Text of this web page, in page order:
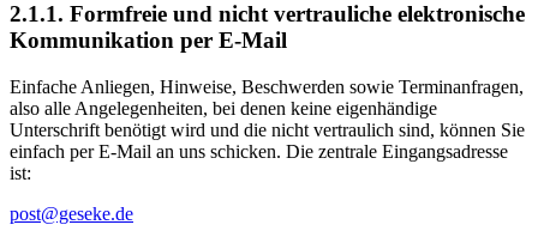
2.1.1. Formfreie und nicht vertrauliche elektronische
Kommunikation per E-Mail
Einfache Anliegen, Hinweise, Beschwerden sowie Terminanfragen,
also alle Angelegenheiten, bei denen keine eigenhändige
Unterschrift benötigt wird und die nicht vertraulich sind, können Sie
einfach per E-Mail an uns schicken. Die zentrale Eingangsadresse
ist:
post@geseke.de